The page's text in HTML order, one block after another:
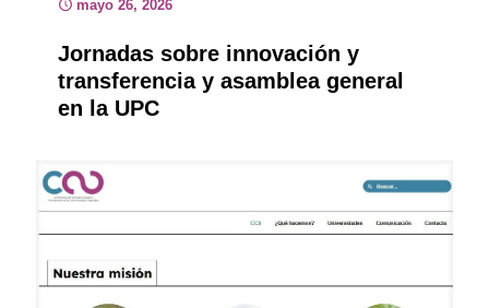
mayo 26, 2026
Jornadas sobre innovación y
transferencia y asamblea general
en la UPC